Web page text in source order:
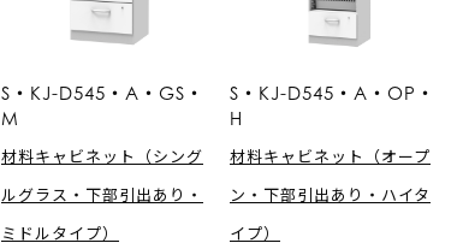
S・KJ-D545・A・GS・
M
材料キャビネット（シング
ルグラス・下部引出あり・
ミドルタイプ）
S・KJ-D545・A・OP・
H
材料キャビネット（オープ
ン・下部引出あり・ハイタ
イプ）